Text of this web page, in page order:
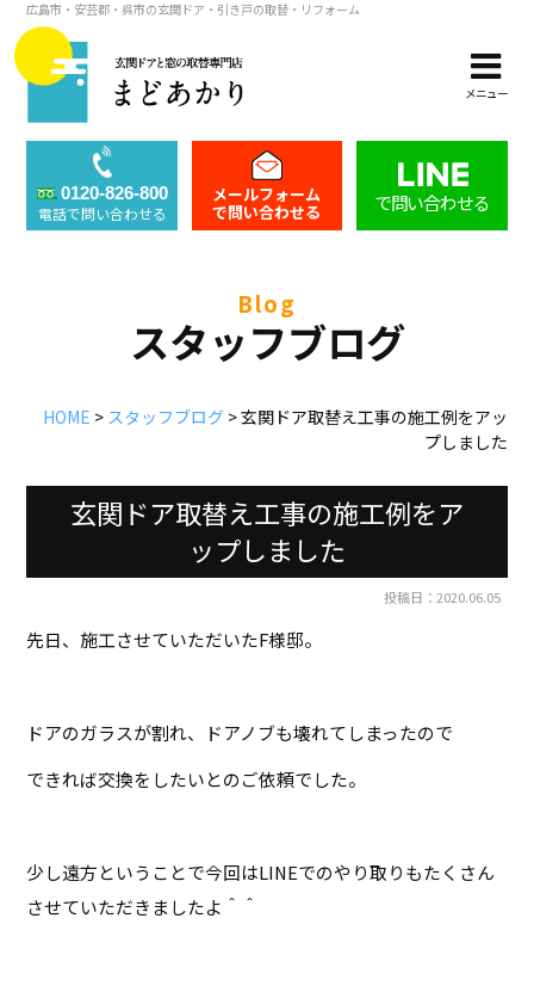
広島市・安芸郡・呉市の玄関ドア・引き戸の取替・リフォーム
メニュー
0120-826-800
電話で問い合わせる
メールフォーム
で問い合わせる で問い合わせる
blog
スタッフブログ
HOME > スタッフブログ>玄関ドア取替え工事の施工例をアッ
プしました
玄関ドア取替え工事の施工例をア
ップしました
投稿日：2020.06.05
先日、施工させていただいたF様邸。
ドアのガラスが割れ、ドアノブも壊れてしまったので
できれば交換をしたいとのご依頼でした。
少し遠方ということで今回はLINEでのやり取りもたくさん
させていただきましたよ＾＾